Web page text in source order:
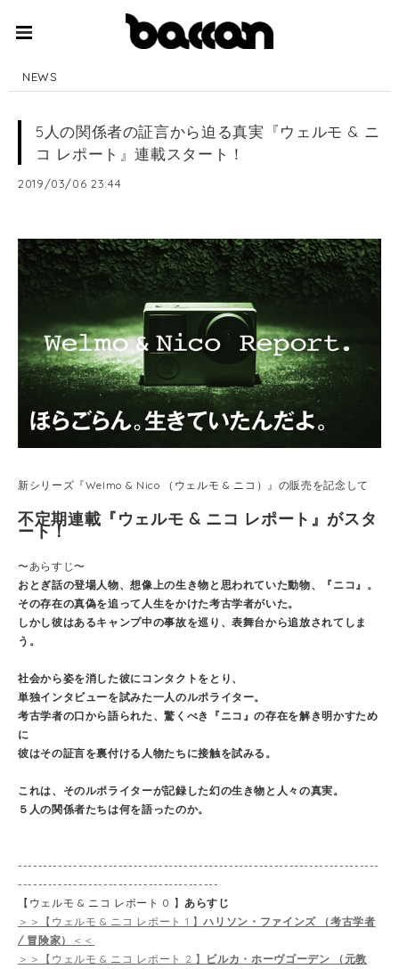
NEWS
5人の関係者の証言から迫る真実『ウェルモ & ニ
コ レポート』連載スタート！
2019/03/06 23:44
新シリーズ『Welmo & Nico （ウェルモ & ニコ）』の販売を記念して
不定期連載『ウェルモ & ニコ レポート』がスタ
ート！
〜あらすじ〜
おとぎ話の登場人物、想像上の生き物と思われていた動物、『ニコ』。
その存在の真偽を追って人生をかけた考古学者がいた。
しかし彼はあるキャンプ中の事故を巡り、表舞台から追放されてしま
う。
社会から姿を消した彼にコンタクトをとり、
単独インタビューを試みた一人のルポライター。
考古学者の口から語られた、驚くべき『ニコ』の存在を解き明かすため
に
彼はその証言を裏付ける人物たちに接触を試みる。
これは、そのルポライターが記録した幻の生き物と人々の真実。
５人の関係者たちは何を語ったのか。
------------------------------------------------------------------------
----------------------------------------
【ウェルモ & ニコ レポート 0 】 あらすじ
＞＞【ウェルモ & ニコ レポート 1 】ハリソン・ファインズ （考古学者
/ 冒険家）
＜＜
＞＞【ウェルモ & ニコ レポート 2 】 ビルカ・ホーヴゴーデン （元教